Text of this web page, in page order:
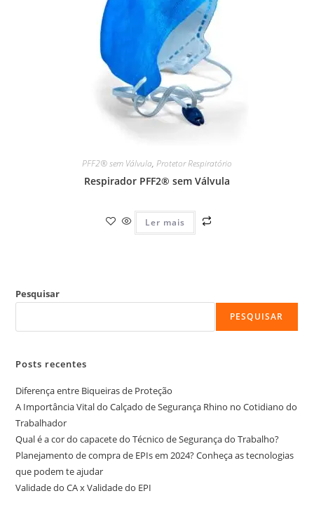
PFF2® sem Válvula, Protetor Respiratório
Respirador PFF2® sem Válvula
Ler mais
Pesquisar
PESQUISAR
Posts recentes
Diferença entre Biqueiras de Proteção
A Importância Vital do Calçado de Segurança Rhino no Cotidiano do
Trabalhador
Qual é a cor do capacete do Técnico de Segurança do Trabalho?
Planejamento de compra de EPIs em 2024? Conheça as tecnologias
que podem te ajudar
Validade do CA x Validade do EPI